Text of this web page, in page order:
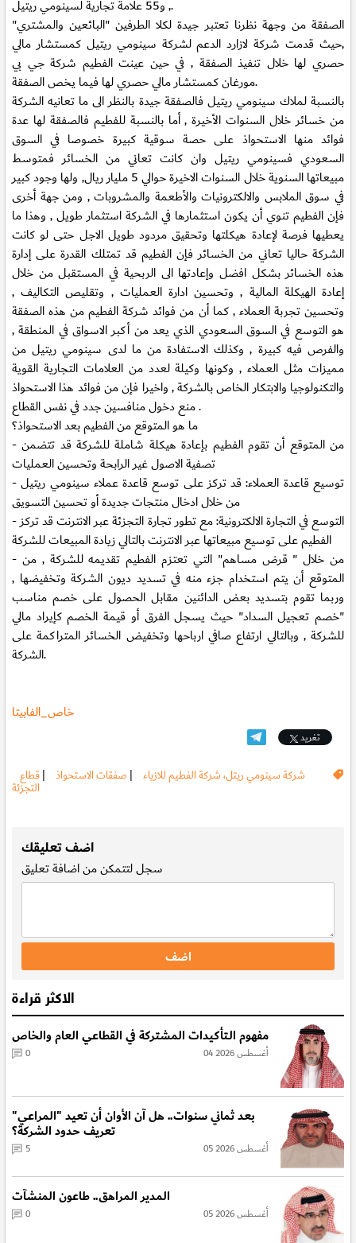
, و55 علامة تجارية لسينومي ريتيل.
الصفقة من وجهة نظرنا تعتبر جيدة لكلا الطرفين "البائعين والمشتري"
,حيث قدمت شركة لازارد الدعم لشركة سينومي ريتيل كمستشار مالي
حصري لها خلال تنفيذ الصفقة , في حين عينت الفطيم شركة جي بي
مورغان كمستشار مالي حصري لها فيما يخص الصفقة.
بالنسبة لملاك سينومي ريتيل فالصفقة جيدة بالنظر الى ما تعانيه الشركة
من خسائر خلال السنوات الأخيرة , أما بالنسبة للفطيم فالصفقة لها عدة
فوائد منها الاستحواذ على حصة سوقية كبيرة خصوصا في السوق
السعودي فسينومي ريتيل وان كانت تعاني من الخسائر فمتوسط
مبيعاتها السنوية خلال السنوات الاخيرة حوالي 5 مليار ريال, ولها وجود كبير
في سوق الملابس والالكترونيات والأطعمة والمشروبات , ومن جهة أخرى
فإن الفطيم تنوي أن يكون استثمارها في الشركة استثمار طويل , وهذا ما
يعطيها فرصة لإعادة هيكلتها وتحقيق مردود طويل الاجل حتى لو كانت
الشركة حاليا تعاني من الخسائر فإن الفطيم قد تمتلك القدرة على إدارة
هذه الخسائر بشكل افضل وإعادتها الى الربحية في المستقبل من خلال
إعادة الهيكلة المالية , وتحسين ادارة العمليات , وتقليص التكاليف ,
وتحسين تجربة العملاء , كما أن من فوائد شركة الفطيم من هذه الصفقة
هو التوسع في السوق السعودي الذي يعد من أكبر الاسواق في المنطقة ,
والفرص فيه كبيرة , وكذلك الاستفادة من ما لدى سينومي ريتيل من
مميزات مثل العملاء , وكونها وكيلة لعدد من العلامات التجارية القوية
والتكنولوجيا والابتكار الخاص بالشركة , واخيرا فإن من فوائد هذا الاستحواذ
منع دخول منافسين جدد في نفس القطاع .
ما هو المتوقع من الفطيم بعد الاستحواذ؟
- من المتوقع أن تقوم الفطيم بإعادة هيكلة شاملة للشركة قد تتضمن
تصفية الاصول غير الرابحة وتحسين العمليات
- توسيع قاعدة العملاء: قد تركز على توسع قاعدة عملاء سينومي ريتيل
من خلال ادخال منتجات جديدة أو تحسين التسويق
- التوسع في التجارة الالكترونية: مع تطور تجارة التجزئة عبر الانترنت قد تركز
الفطيم على توسيع مبيعاتها عبر الانترنت بالتالي زيادة المبيعات للشركة
- من خلال " قرض مساهم" التي تعتزم الفطيم تقديمه للشركة , من
المتوقع أن يتم استخدام جزء منه في تسديد ديون الشركة وتخفيضها ,
وربما تقوم بتسديد بعض الدائنين مقابل الحصول على خصم مناسب
"خصم تعجيل السداد" حيث يسجل الفرق أو قيمة الخصم كإيراد مالي
للشركة , وبالتالي ارتفاع صافي ارباحها وتخفيض الخسائر المتراكمة على
الشركة.
خاص_الفابيتا
تغريد
شركة سينومي ريتل، شركة الفطيم للازياء | صفقات الاستحواذ |قطاع
التجزئة
اضف تعليقك
سجللتتمكن من اضافة تعليق
الاكثر قراءة
مفهوم الـتأكيدات المشتركة في القطاعي العام والخاص
04 أغسطس 2026 0
بعد ثماني سنوات.. هل آن الأوان أن تعيد "المراعي"
تعريف حدود الشركة؟
05 أغسطس 2026 5
المدير المراهق.. طاعون المنشآت
05 أغسطس 2026 0